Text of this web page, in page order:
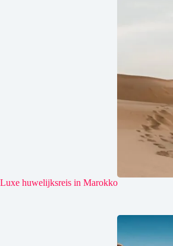
Luxe huwelijksreis in Marokko